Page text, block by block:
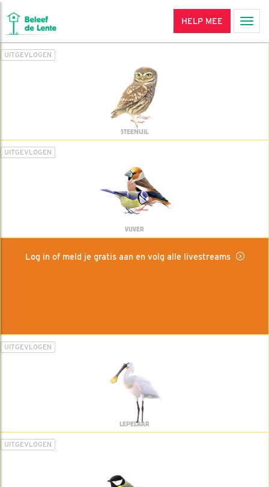
HELP MEE
UITGEVLOGEN
STEENUIL
UITGEVLOGEN
VIJVER
Log in of meld je gratis aan en volg alle livestreams
UITGEVLOGEN
LEPELAAR
UITGEVLOGEN